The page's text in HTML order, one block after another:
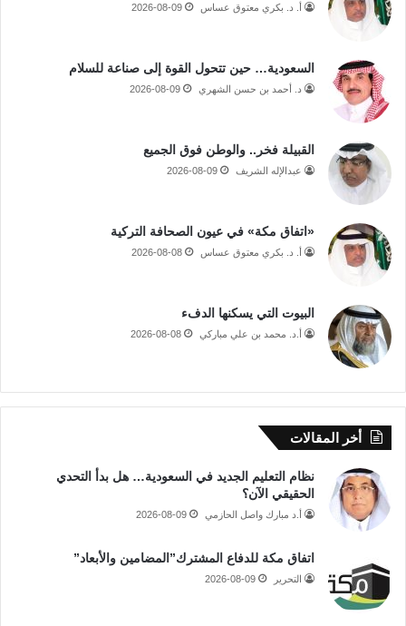
أ. د. بكري معتوق عساس 2026-08-09
السعودية… حين تتحول القوة إلى صناعة للسلام
د. أحمد بن حسن الشهري 2026-08-09
القبيلة فخر.. والوطن فوق الجميع
عبدالإله الشريف 2026-08-09
«اتفاق مكة» في عيون الصحافة التركية
أ. د. بكري معتوق عساس 2026-08-08
البيوت التي يسكنها الدفء
أ.د. محمد بن علي مباركي 2026-08-08
أخر المقالات
نظام التعليم الجديد في السعودية… هل بدأ التحدي
الحقيقي الآن؟
أ.د مبارك واصل الحازمي 2026-08-09
اتفاق مكة للدفاع المشترك”المضامين والأبعاد”
التحرير 2026-08-09